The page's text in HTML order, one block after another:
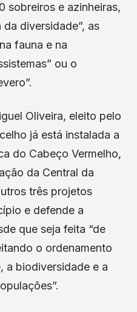
sobreiros e azinheiras,
diversidade”, as
fauna e na
ou o
Oliveira, eleito pelo
já está instalada a
do Cabeço Vermelho,
da Central da
três projetos
e defende a
que seja feita “de
o ordenamento
a biodiversidade e a